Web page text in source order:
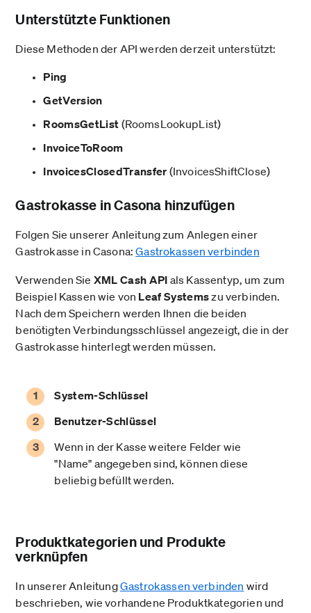
Unterstützte Funktionen
Diese Methoden der API werden derzeit unterstützt:
Ping
GetVersion
RoomsGetList (RoomsLookupList)
InvoiceToRoom
InvoicesClosedTransfer (InvoicesShiftClose)
Gastrokasse in Casona hinzufügen
Folgen Sie unserer Anleitung zum Anlegen einer
Gastrokasse in Casona:Gastrokassen verbinden
Verwenden Sie XML Cash API als Kassentyp, um zum
Beispiel Kassen wie von Leaf Systemszu verbinden.
Nach dem Speichern werden Ihnen die beiden
benötigten Verbindungsschlüssel angezeigt, die in der
Gastrokasse hinterlegt werden müssen.
System-Schlüssel
Benutzer-Schlüssel
Wenn in der Kasse weitere Felder wie
"Name" angegeben sind, können diese
beliebig befüllt werden.
Produktkategorien und Produkte
verknüpfen
In unserer AnleitungGastrokassen verbinden wird
beschrieben, wie vorhandene Produktkategorien und